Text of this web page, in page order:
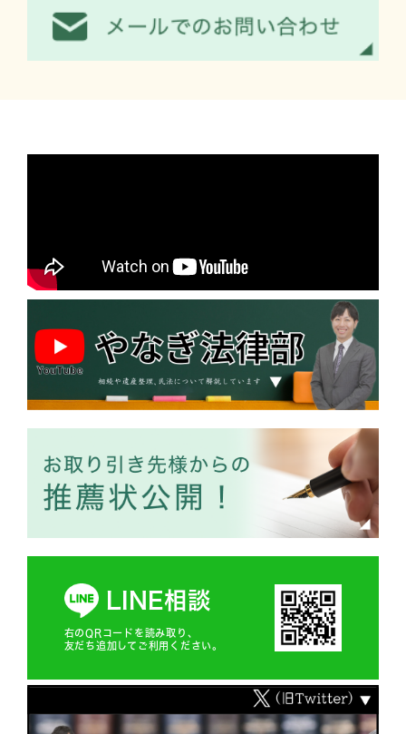
LINE相談
右のQRコードを読み取り、
友だち追加してご利用ください。